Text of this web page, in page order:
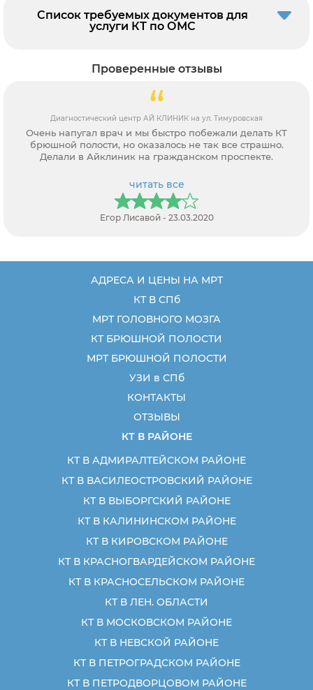
Список требуемых документов для
услуги КТ по ОМС
Проверенные отзывы
Диагностический центр АЙ КЛИНИК на ул. Тимуровская
Очень напугал врач и мы быстро побежали делать КТ
брюшной полости, но оказалось не так все страшно.
Делали в Айклиник на гражданском проспекте.
читать все
Егор Лисавой - 23.03.2020
АДРЕСА И ЦЕНЫ НА МРТ
КТ В СПб
МРТ ГОЛОВНОГО МОЗГА
КТ БРЮШНОЙ ПОЛОСТИ
МРТ БРЮШНОЙ ПОЛОСТИ
УЗИ в СПб
КОНТАКТЫ
ОТЗЫВЫ
КТ В РАЙОНЕ
КТ В АДМИРАЛТЕЙСКОМ РАЙОНЕ
КТ В ВАСИЛЕОСТРОВСКИЙ РАЙОНЕ
КТ В ВЫБОРГСКИЙ РАЙОНЕ
КТ В КАЛИНИНСКОМ РАЙОНЕ
КТ В КИРОВСКОМ РАЙОНЕ
КТ В КРАСНОГВАРДЕЙСКОМ РАЙОНЕ
КТ В КРАСНОСЕЛЬСКОМ РАЙОНЕ
КТ В ЛЕН. ОБЛАСТИ
КТ В МОСКОВСКОМ РАЙОНЕ
КТ В НЕВСКОЙ РАЙОНЕ
КТ В ПЕТРОГРАДСКОМ РАЙОНЕ
КТ В ПЕТРОДВОРЦОВОМ РАЙОНЕ